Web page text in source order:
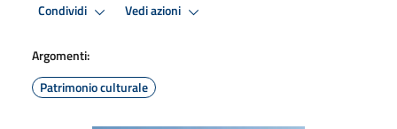
Condividi Vedi azioni
Argomenti:
Patrimonio culturale